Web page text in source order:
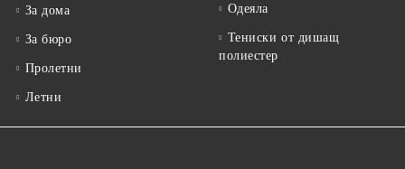
За дома
За бюро
Пролетни
Летни
Одеяла
Тениски от дишащ
полиестер